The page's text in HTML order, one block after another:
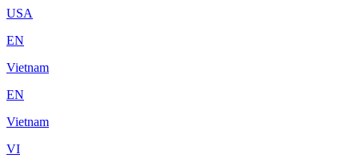
USA
EN
Vietnam
EN
Vietnam
VI